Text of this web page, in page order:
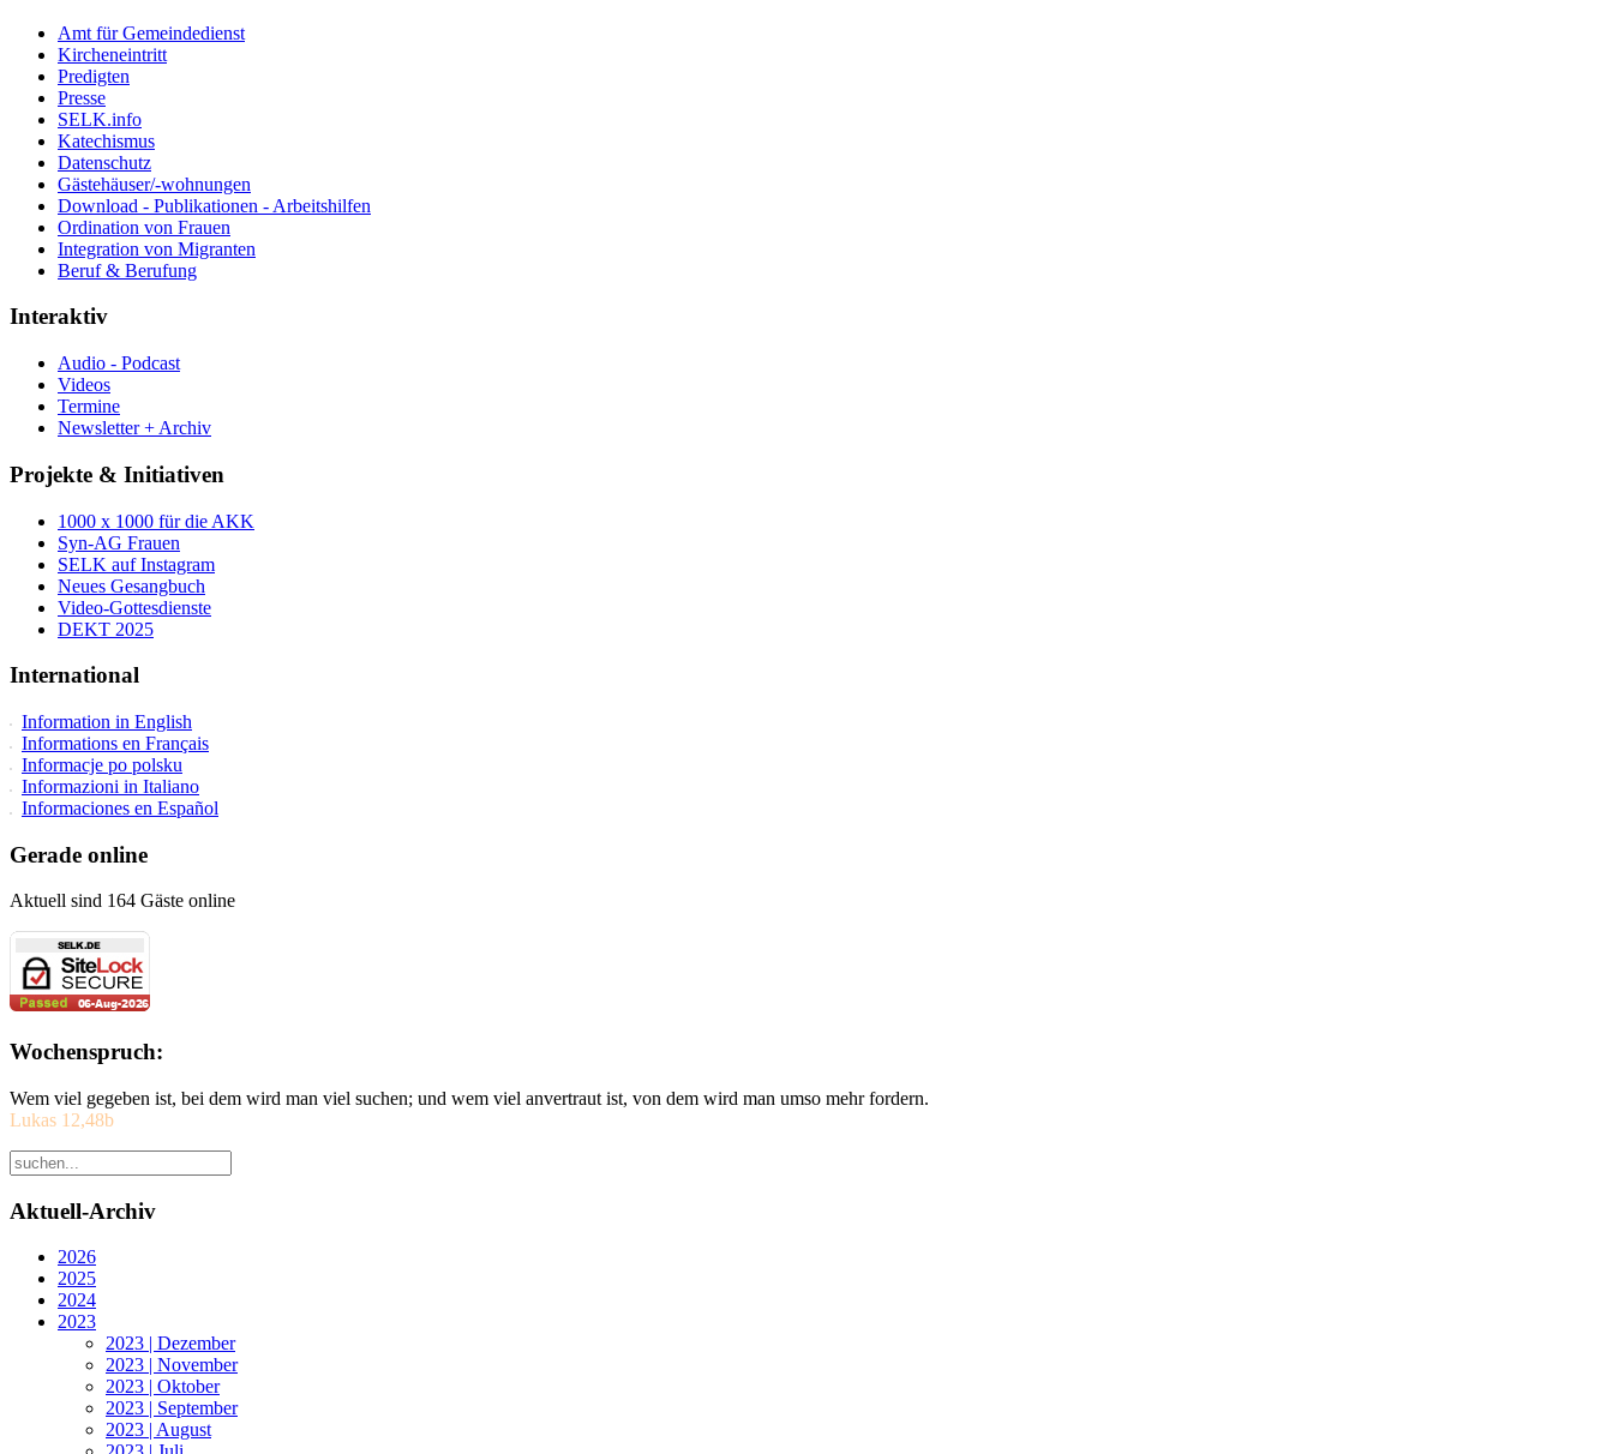
Amt für Gemeindedienst
Kircheneintritt
Predigten
Presse
SELK.info
Katechismus
Datenschutz
Gästehäuser/-wohnungen
Download - Publikationen - Arbeitshilfen
Ordination von Frauen
Integration von Migranten
Beruf & Berufung
Interaktiv
Audio - Podcast
Videos
Termine
Newsletter + Archiv
Projekte & Initiativen
1000 x 1000 für die AKK
Syn-AG Frauen
SELK auf Instagram
Neues Gesangbuch
Video-Gottesdienste
DEKT 2025
International
Information in English
Informations en Français
Informacje po polsku
Informazioni in Italiano
Informaciones en Español
Gerade online
Aktuell sind 164 Gäste online
Wochenspruch:
Wem viel gegeben ist, bei dem wird man viel suchen; und wem viel anvertraut ist, von dem wird man umso mehr fordern.
Lukas 12,48b
Aktuell-Archiv
2026
2025
2024
2023
2023 | Dezember
2023 | November
2023 | Oktober
2023 | September
2023 | August